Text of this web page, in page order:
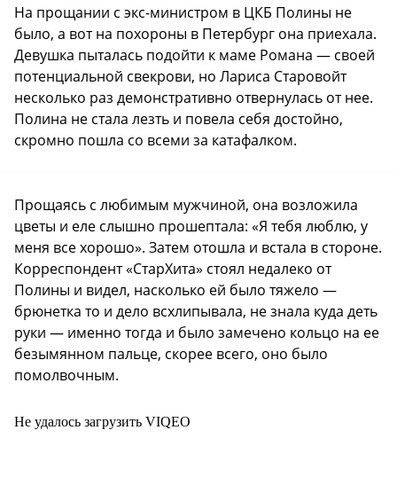
На прощании с экс-министром в ЦКБ Полины не
было, а вот на похороны в Петербург она приехала.
Девушка пыталась подойти к маме Романа — своей
потенциальной свекрови, но Лариса Старовойт
несколько раз демонстративно отвернулась от нее.
Полина не стала лезть и повела себя достойно,
скромно пошла со всеми за катафалком.
Прощаясь с любимым мужчиной, она возложила
цветы и еле слышно прошептала: «Я тебя люблю, у
меня все хорошо». Затем отошла и встала в стороне.
Корреспондент «СтарХита» стоял недалеко от
Полины и видел, насколько ей было тяжело —
брюнетка то и дело всхлипывала, не знала куда деть
руки — именно тогда и было замечено кольцо на ее
безымянном пальце, скорее всего, оно было
помолвочным.
Не удалось загрузить VIQEO